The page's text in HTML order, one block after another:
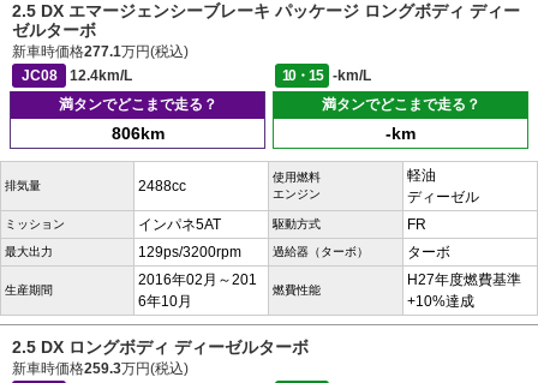
2.5 DX エマージェンシーブレーキ パッケージ ロングボディ ディー
ゼルターボ
新車時価格277.1万円(税込)
JC08
12.4km/L 10・15
-km/L
満タンでどこまで走る？
806km
満タンでどこまで走る？
-km
排気量 2488cc
使用燃料
エンジン
軽油
ディーゼル
ミッション インパネ5AT 駆動方式 FR
最大出力 129ps/3200rpm 過給器（ターボ） ターボ
生産期間
2016年02月～201
6年10月
燃費性能
H27年度燃費基準
+10%達成
2.5 DX ロングボディ ディーゼルターボ
新車時価格259.3万円(税込)